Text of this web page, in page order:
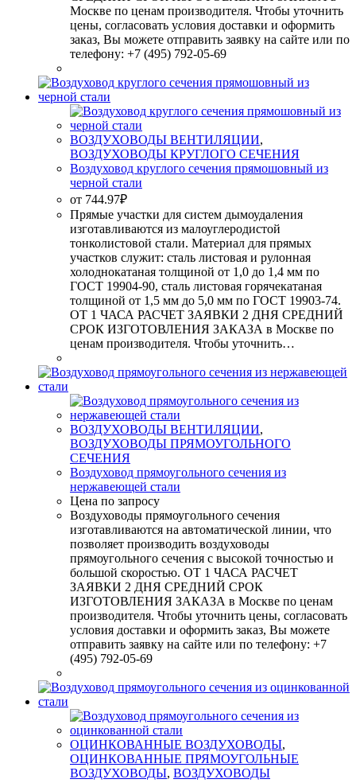
Москве по ценам производителя. Чтобы уточнить
цены, согласовать условия доставки и оформить
заказ, Вы можете отправить заявку на сайте или по
телефону: +7 (495) 792-05-69
ВОЗДУХОВОДЫ ВЕНТИЛЯЦИИ,
ВОЗДУХОВОДЫ КРУГЛОГО СЕЧЕНИЯ
Воздуховод круглого сечения прямошовный из
черной стали
от 744.97₽
Прямые участки для систем дымоудаления
изготавливаются из малоуглеродистой
тонколистовой стали. Материал для прямых
участков служит: сталь листовая и рулонная
холоднокатаная толщиной от 1,0 до 1,4 мм по
ГОСТ 19904-90, сталь листовая горячекатаная
толщиной от 1,5 мм до 5,0 мм по ГОСТ 19903-74.
ОТ 1 ЧАСА РАСЧЕТ ЗАЯВКИ 2 ДНЯ СРЕДНИЙ
СРОК ИЗГОТОВЛЕНИЯ ЗАКАЗА в Москве по
ценам производителя. Чтобы уточнить…
ВОЗДУХОВОДЫ ВЕНТИЛЯЦИИ,
ВОЗДУХОВОДЫ ПРЯМОУГОЛЬНОГО
СЕЧЕНИЯ
Воздуховод прямоугольного сечения из
нержавеющей стали
Цена по запросу
Воздуховоды прямоугольного сечения
изготавливаются на автоматической линии, что
позволяет производить воздуховоды
прямоугольного сечения с высокой точностью и
большой скоростью. ОТ 1 ЧАСА РАСЧЕТ
ЗАЯВКИ 2 ДНЯ СРЕДНИЙ СРОК
ИЗГОТОВЛЕНИЯ ЗАКАЗА в Москве по ценам
производителя. Чтобы уточнить цены, согласовать
условия доставки и оформить заказ, Вы можете
отправить заявку на сайте или по телефону: +7
(495) 792-05-69
ОЦИНКОВАННЫЕ ВОЗДУХОВОДЫ,
ОЦИНКОВАННЫЕ ПРЯМОУГОЛЬНЫЕ
ВОЗДУХОВОДЫ, ВОЗДУХОВОДЫ